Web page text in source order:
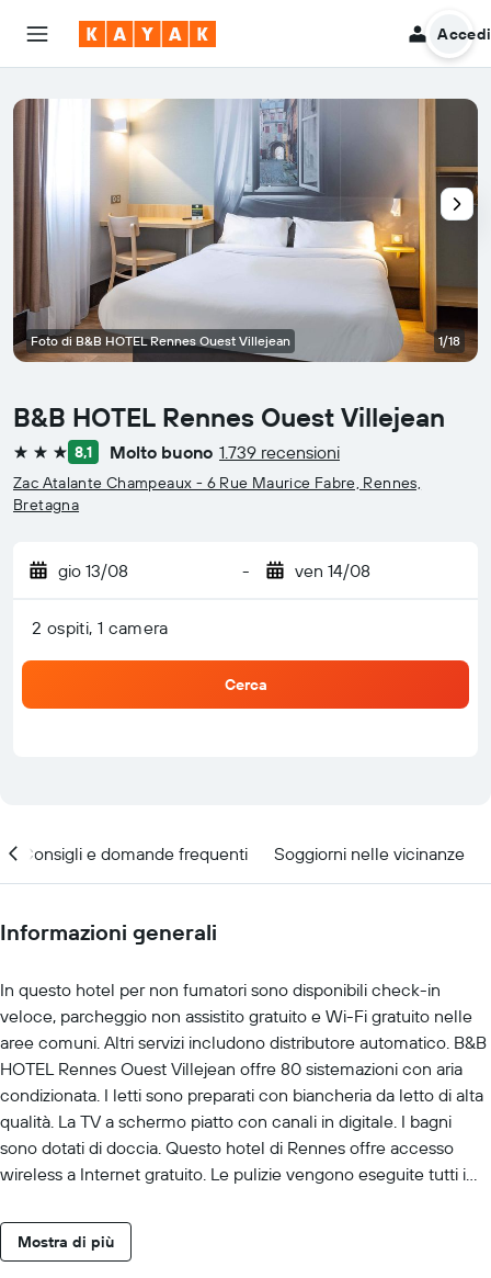
Accedi
B&B HOTEL Rennes Ouest Villejean
3 stelle 8,1 Molto buono 1.739 recensioni
Zac Atalante Champeaux - 6 Rue Maurice Fabre, Rennes,
Bretagna
gio 13/08 - ven 14/08
2 ospiti, 1 camera
Cerca
Foto di B&B HOTEL Rennes Ouest Villejean 1/18
Consigli e domande frequenti Soggiorni nelle vicinanze
Informazioni generali
In questo hotel per non fumatori sono disponibili check-in
veloce, parcheggio non assistito gratuito e Wi-Fi gratuito nelle
aree comuni. Altri servizi includono distributore automatico. B&B
HOTEL Rennes Ouest Villejean offre 80 sistemazioni con aria
condizionata. I letti sono preparati con biancheria da letto di alta
qualità. La TV a schermo piatto con canali in digitale. I bagni
sono dotati di doccia. Questo hotel di Rennes offre accesso
wireless a Internet gratuito. Le pulizie vengono eseguite tutti i
Mostra di più